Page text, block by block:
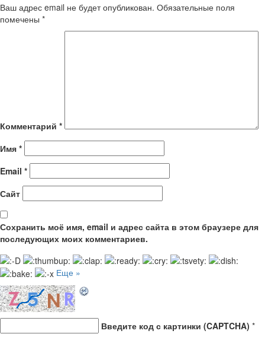
Ваш адрес email не будет опубликован. Обязательные поля
помечены *
Комментарий *
Имя *
Email *
Сайт
Сохранить моё имя, email и адрес сайта в этом браузере для
последующих моих комментариев.
Еще »
Введите код с картинки (CAPTCHA) *